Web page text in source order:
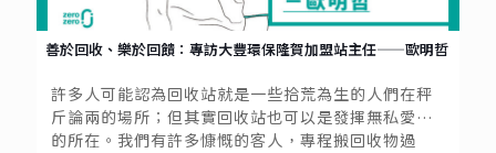
善於回收、樂於回饋：專訪大豐環保隆賀加盟站主任——歐明哲
許多人可能認為回收站就是一些拾荒為生的人們在秤
斤論兩的場所；但其實回收站也可以是發揮無私愛心
的所在。我們有許多慷慨的客人，專程搬回收物過